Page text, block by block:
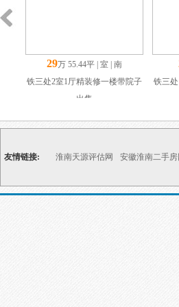
29万 55.44平 | 室 | 南
铁三处2室1厅精装修一楼带院子
出售
铁三
友情链接: 淮南天源评估网 安徽淮南二手房